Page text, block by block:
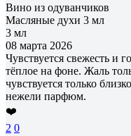
Вино из одуванчиков
Масляные духи 3 мл
3 мл
08 марта 2026
Чувствуется свежесть и
тёплое на фоне. Жаль
чувствуется только
нежели парфюм.
❤️
2 0